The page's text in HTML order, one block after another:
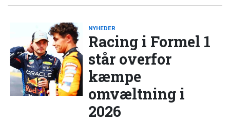
NYHEDER
Racing i Formel 1
står overfor
kæmpe
omvæltning i
2026